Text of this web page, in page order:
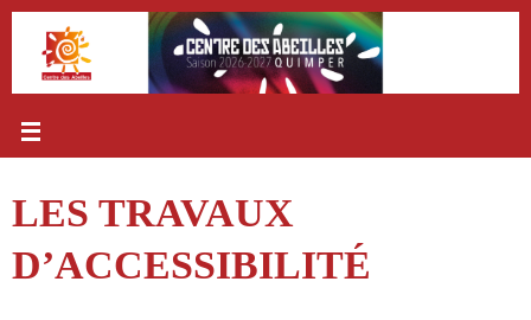
Passer
contenu
LES TRAVAUX
D’ACCESSIBILITÉ